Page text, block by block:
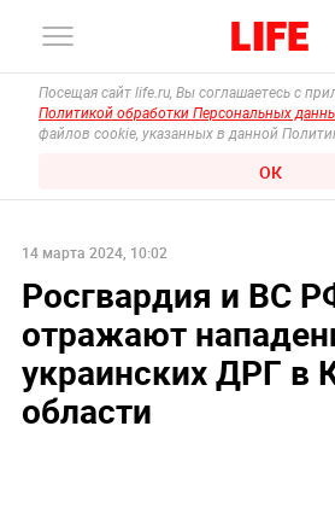
Посещая сайт life.ru, Вы соглашаетесь с
Политикой обработки Персональных
файлов cookie, указанных в данной
ОК
14 марта 2024, 10:02
Росгвардия и ВС
отражают
украинских ДРГ в
области